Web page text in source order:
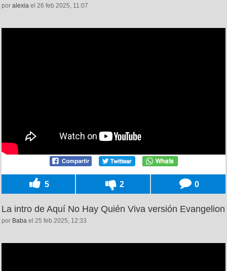
por alexia el 26 feb 2025, 11:07
5 2 0
La intro de Aquí No Hay Quién Viva versión Evangelion
por Baba el 25 feb 2025, 12:33